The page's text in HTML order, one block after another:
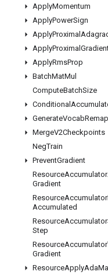
ApplyMomentum
ApplyPowerSign
ApplyProximal
ApplyProximal
ApplyRmsProp
BatchMatMul
ComputeBatchSize
Conditional
GenerateVocab
MergeV2Checkpoints
NegTrain
PreventGradient
ResourceAccumulator
Gradient
ResourceAccumulator
Accumulated
ResourceAccumulator
Step
ResourceAccumulator
Gradient
ResourceApplyAda